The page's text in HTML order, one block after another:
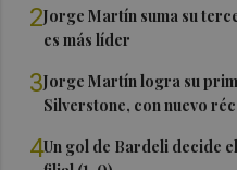
2Jorge Martín suma su
es más líder
3Jorge Martín logra su
Silverstone, con nuevo
4Un gol de Bardeli decide